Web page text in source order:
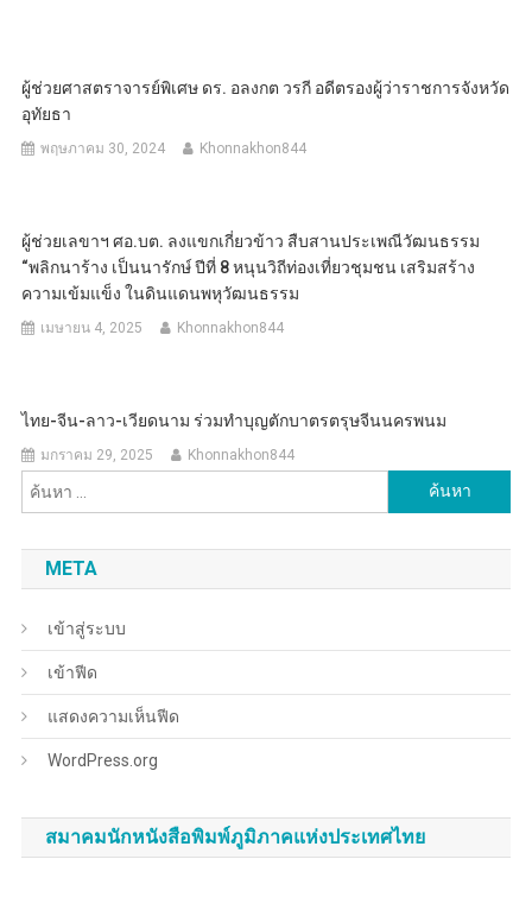
ผู้ช่วย​ศาสตรา​จารย์​พิเศษ​ ดร.​ อลงกต​ ว​ร​กี​ อดีต​รอง​ผู้​ว่าราชการ​จังหวัด​
อุทัยธา
พฤษภาคม 30, 2024 Khonnakhon844
ผู้ช่วยเลขาฯ ศอ.บต. ลงแขกเกี่ยวข้าว สืบสานประเพณีวัฒนธรรม
“พลิกนาร้าง เป็นนารักษ์ ปีที่ 8 หนุนวิถีท่องเที่ยวชุมชน เสริมสร้าง
ความเข้มแข็ง ในดินแดนพหุวัฒนธรรม
เมษายน 4, 2025 Khonnakhon844
ไทย-จีน-ลาว-เวียดนาม ร่วมทำบุญตักบาตรตรุษจีนนครพนม
มกราคม 29, 2025 Khonnakhon844
สำหรับ:
META
เข้าสู่ระบบ
เข้าฟีด
แสดงความเห็นฟีด
WordPress.org
สมาคมนักหนังสือพิมพ์ภูมิภาคแห่งประเทศไทย